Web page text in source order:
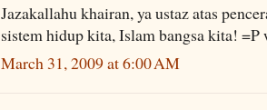
Jazakallahu khairan, ya ustaz atas
sistem hidup kita, Islam bangsa kita! =P
March 31, 2009 at 6:00 AM